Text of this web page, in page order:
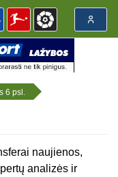
6 psl.
naujienos,
analizės ir